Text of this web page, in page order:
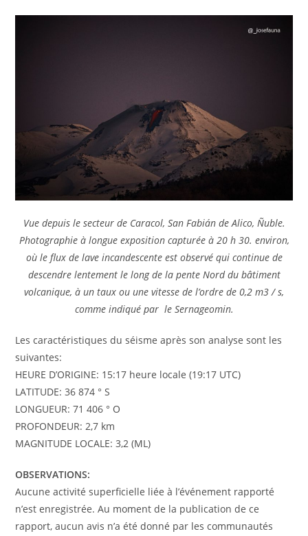
Vue depuis le secteur de Caracol, San Fabián de Alico, Ñuble.
Photographie à longue exposition capturée à 20 h 30. environ,
où le flux de lave incandescente est observé qui continue de
descendre lentement le long de la pente Nord du bâtiment
volcanique, à un taux ou une vitesse de l’ordre de 0,2 m3 / s,
comme indiqué par le Sernageomin.
Les caractéristiques du séisme après son analyse sont les
suivantes:
HEURE D’ORIGINE: 15:17 heure locale (19:17 UTC)
LATITUDE: 36 874 ° S
LONGUEUR: 71 406 ° O
PROFONDEUR: 2,7 km
MAGNITUDE LOCALE: 3,2 (ML)
OBSERVATIONS:
Aucune activité superficielle liée à l’événement rapporté
n’est enregistrée. Au moment de la publication de ce
rapport, aucun avis n’a été donné par les communautés